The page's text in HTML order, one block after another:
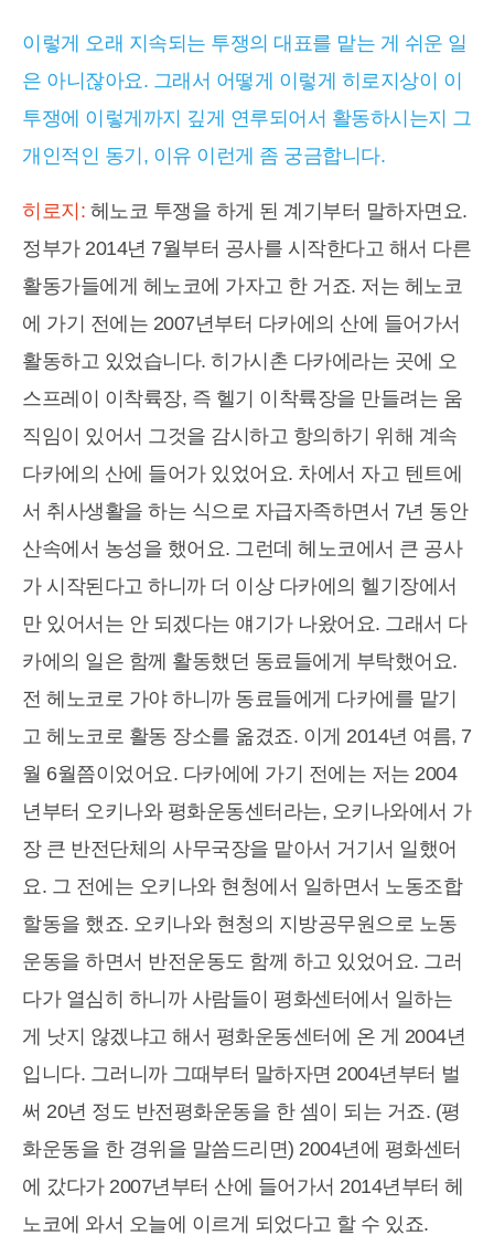
이렇게 오래 지속되는 투쟁의 대표를 맡는 게 쉬운 일
은 아니잖아요. 그래서 어떻게 이렇게 히로지상이 이
투쟁에 이렇게까지 깊게 연루되어서 활동하시는지 그
개인적인 동기, 이유 이런게 좀 궁금합니다.
히로지: 헤노코 투쟁을 하게 된 계기부터 말하자면요.
정부가 2014년 7월부터 공사를 시작한다고 해서 다른
활동가들에게 헤노코에 가자고 한 거죠. 저는 헤노코
에 가기 전에는 2007년부터 다카에의 산에 들어가서
활동하고 있었습니다. 히가시촌 다카에라는 곳에 오
스프레이 이착륙장, 즉 헬기 이착륙장을 만들려는 움
직임이 있어서 그것을 감시하고 항의하기 위해 계속
다카에의 산에 들어가 있었어요. 차에서 자고 텐트에
서 취사생활을 하는 식으로 자급자족하면서 7년 동안
산속에서 농성을 했어요. 그런데 헤노코에서 큰 공사
가 시작된다고 하니까 더 이상 다카에의 헬기장에서
만 있어서는 안 되겠다는 얘기가 나왔어요. 그래서 다
카에의 일은 함께 활동했던 동료들에게 부탁했어요.
전 헤노코로 가야 하니까 동료들에게 다카에를 맡기
고 헤노코로 활동 장소를 옮겼죠. 이게 2014년 여름, 7
월 6월쯤이었어요. 다카에에 가기 전에는 저는 2004
년부터 오키나와 평화운동센터라는, 오키나와에서 가
장 큰 반전단체의 사무국장을 맡아서 거기서 일했어
요. 그 전에는 오키나와 현청에서 일하면서 노동조합
할동을 했죠. 오키나와 현청의 지방공무원으로 노동
운동을 하면서 반전운동도 함께 하고 있었어요. 그러
다가 열심히 하니까 사람들이 평화센터에서 일하는
게 낫지 않겠냐고 해서 평화운동센터에 온 게 2004년
입니다. 그러니까 그때부터 말하자면 2004년부터 벌
써 20년 정도 반전평화운동을 한 셈이 되는 거죠. (평
화운동을 한 경위을 말씀드리면) 2004년에 평화센터
에 갔다가 2007년부터 산에 들어가서 2014년부터 헤
노코에 와서 오늘에 이르게 되었다고 할 수 있죠.